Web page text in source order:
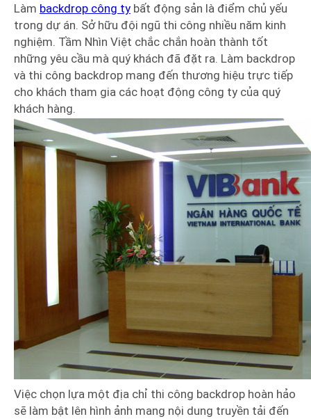
Làm backdrop công ty bất động sản là điểm chủ yếu
trong dự án. Sở hữu đội ngũ thi công nhiều năm kinh
nghiệm. Tầm Nhìn Việt chắc chắn hoàn thành tốt
những yêu cầu mà quý khách đã đặt ra. Làm backdrop
và thi công backdrop mang đến thương hiệu trực tiếp
cho khách tham gia các hoạt động công ty của quý
khách hàng.
Việc chọn lựa một địa chỉ thi công backdrop hoàn hảo
sẽ làm bật lên hình ảnh mang nội dung truyền tải đến